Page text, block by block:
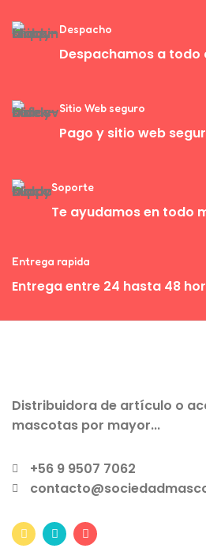
Despacho
Despachamos a todo
Sitio Web seguro
Pago y sitio web
Soporte
Te ayudamos en todo
Entrega rapida
Entrega entre 24 hasta 48
Distribuidora de artículo o
mascotas por mayor...
+56 9 9507 7062